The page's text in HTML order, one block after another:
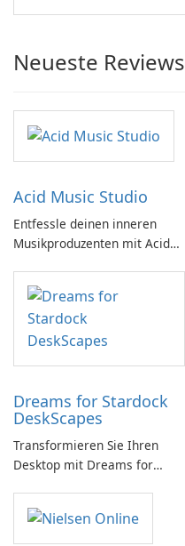
Neueste Reviews
Acid Music Studio
Entfessle deinen inneren
Musikproduzenten mit Acid
Dreams for Stardock
DeskScapes
Transformieren Sie Ihren
Desktop mit Dreams for